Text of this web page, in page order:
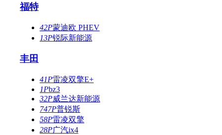
福特
42P蒙迪欧 PHEV
13P锐际新能源
丰田
41P雷凌双擎E+
1Pbz3
32P威兰达新能源
747P普锐斯
58P雷凌双擎
28P广汽ix4